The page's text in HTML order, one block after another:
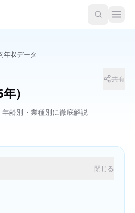
年収データ
）
齢別・業種別に徹底解説
共有
閉じる